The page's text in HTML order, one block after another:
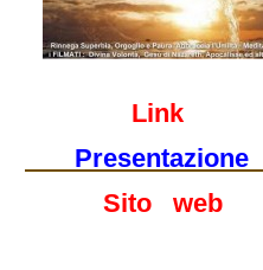
Link
Presentazione
Sito web